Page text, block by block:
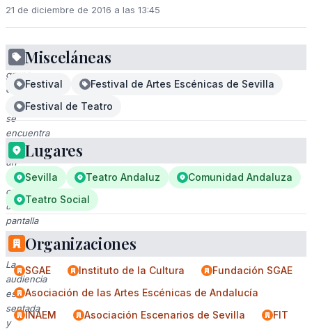
21 de diciembre de 2016 a las 13:45
Un
grupo
de
personas
se
encuentra
en
un
escenario
con
una
pantalla
proyectando
imágenes.
La
audiencia
está
sentada
y
Misceláneas
Festival
Festival de Artes Escénicas de Sevilla
Festival de Teatro
Lugares
Sevilla Teatro Andaluz
Comunidad Andaluza
Teatro Social
Organizaciones
SGAE Instituto de la Cultura
Fundación SGAE
Asociación de las Artes Escénicas de Andalucía
INAEM
Asociación Escenarios de Sevilla FIT